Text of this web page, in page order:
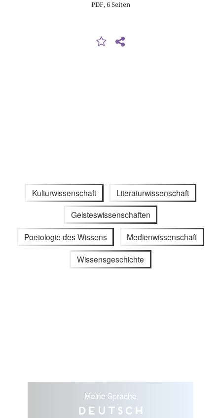
PDF, 6 Seiten
Kulturwissenschaft Literaturwissenschaft
Geisteswissenschaften
Poetologie des Wissens Medienwissenschaft
Wissensgeschichte
Meine Sprache
Deutsch